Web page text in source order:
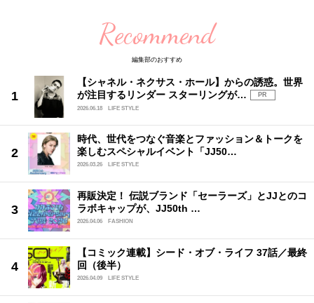
Recommend
編集部のおすすめ
【シャネル・ネクサス・ホール】からの誘惑。世界
が注目するリンダー スターリングが…
PR
2026.06.18
LIFE STYLE
時代、世代をつなぐ音楽とファッション＆トークを
楽しむスペシャルイベント「JJ50…
2026.03.26 LIFE STYLE
再販決定！ 伝説ブランド「セーラーズ」とJJとのコ
ラボキャップが、JJ50th …
2026.04.06 FASHION
【コミック連載】シード・オブ・ライフ 37話／最終
回（後半）
2026.04.09 LIFE STYLE